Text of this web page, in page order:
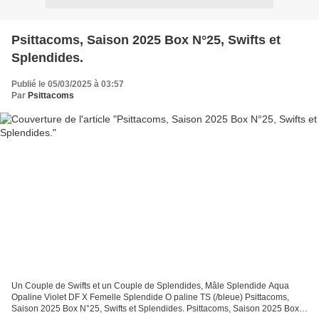
Psittacoms, Saison 2025 Box N°25, Swifts et
Splendides.
Publié le 05/03/2025 à 03:57
Par Psittacoms
Un Couple de Swifts et un Couple de Splendides, Mâle Splendide Aqua
Opaline Violet DF X Femelle Splendide O paline TS (/bleue) Psittacoms,
Saison 2025 Box N°25, Swifts et Splendides. Psittacoms, Saison 2025 Box